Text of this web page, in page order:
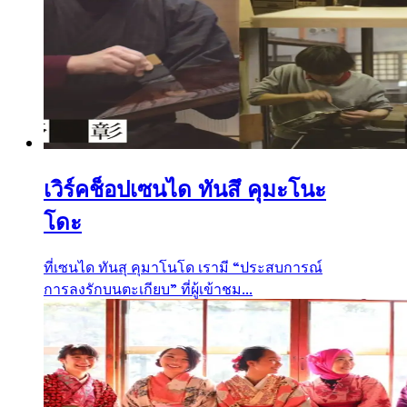
เวิร์คช็อปเซนได ทันสึ คุมะโนะ
โดะ
ที่เซนได ทันสุ คุมาโนโด เรามี “ประสบการณ์
การลงรักบนตะเกียบ” ที่ผู้เข้าชม...